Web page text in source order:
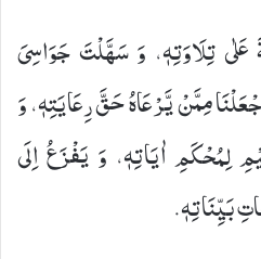
عَلٰى تِلَاوَتِهٖ، وَ سَهَّلْتَ جَوَاسِیَ
مِمَّنْ یَّرْعَاهُ حَقَّ رِعَایَتِهٖ، وَ
لِمُحْكَمِ اٰیَاتِهٖ، وَ یَفْزَعُ اِلَى
بَیِّنَاتِهٖ.